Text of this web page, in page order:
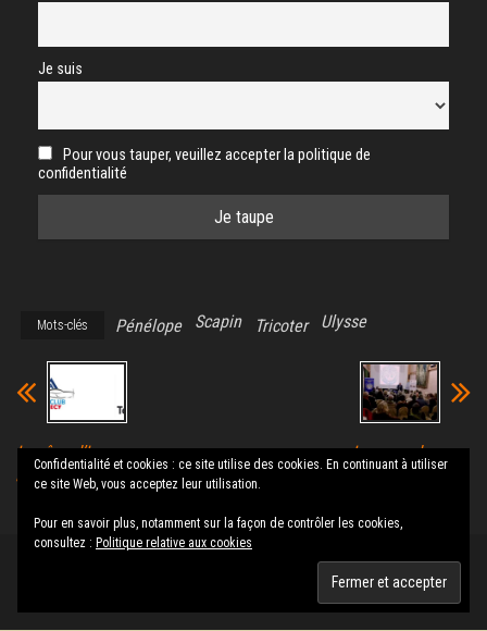
Je suis
Pour vous tauper, veuillez accepter la politique de
confidentialité
Mots-clés Pénélope Scapin Tricoter Ulysse
Le rêve d’Icare
pour les enfants
malades
Le cœur des
femmes
Thème :Envo Magazine
Confidentialité et cookies : ce site utilise des cookies. En continuant à utiliser
ce site Web, vous acceptez leur utilisation.
Pour en savoir plus, notamment sur la façon de contrôler les cookies,
consultez : Politique relative aux cookies